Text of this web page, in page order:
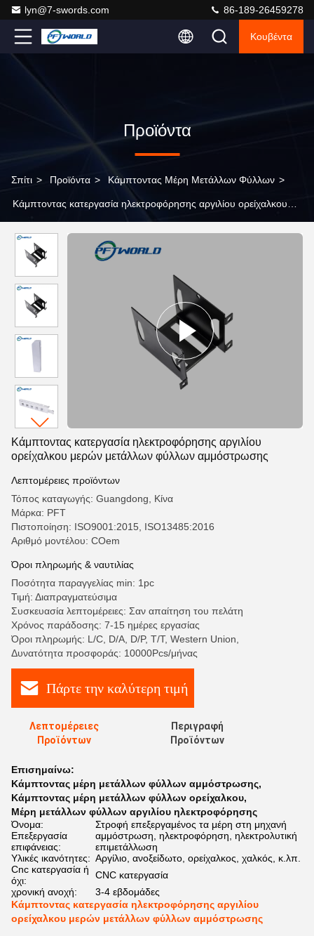
lyn@7-swords.com 86-189-26459278
Κουβέντα
Προϊόντα
Σπίτι > Προϊόντα > Κάμπτοντας Μέρη Μετάλλων Φύλλων >
Κάμπτοντας κατεργασία ηλεκτροφόρησης αργιλίου ορείχαλκου
Κάμπτοντας κατεργασία ηλεκτροφόρησης αργιλίου
ορείχαλκου μερών μετάλλων φύλλων αμμόστρωσης
Λεπτομέρειες προϊόντων
Τόπος καταγωγής: Guangdong, Κίνα
Μάρκα: PFT
Πιστοποίηση: ISO9001:2015, ISO13485:2016
Αριθμό μοντέλου: COem
Όροι πληρωμής & ναυτιλίας
Ποσότητα παραγγελίας min: 1pc
Τιμή: Διαπραγματεύσιμα
Συσκευασία λεπτομέρειες: Σαν απαίτηση του πελάτη
Χρόνος παράδοσης: 7-15 ημέρες εργασίας
Όροι πληρωμής: L/C, D/A, D/P, T/T, Western Union,
Δυνατότητα προσφοράς: 10000Pcs/μήνας
Πάρτε την καλύτερη τιμή
Λεπτομέρειες
Προϊόντων
Περιγραφή
Προϊόντων
Επισημαίνω:
Κάμπτοντας μέρη μετάλλων φύλλων αμμόστρωσης,
Κάμπτοντας μέρη μετάλλων φύλλων ορείχαλκου,
Μέρη μετάλλων φύλλων αργιλίου ηλεκτροφόρησης
Όνομα:
Στροφή επεξεργαμένος τα μέρη στη μηχανή
Επεξεργασία
επιφάνειας:
αμμόστρωση, ηλεκτροφόρηση, ηλεκτρολυτική
επιμετάλλωση
Υλικές ικανότητες: Αργίλιο, ανοξείδωτο, ορείχαλκος, χαλκός, κ.λπ.
Cnc κατεργασία ή
όχι:
CNC κατεργασία
χρονική ανοχή:
3-4 εβδομάδες
Κάμπτοντας κατεργασία ηλεκτροφόρησης αργιλίου
ορείχαλκου μερών μετάλλων φύλλων αμμόστρωσης